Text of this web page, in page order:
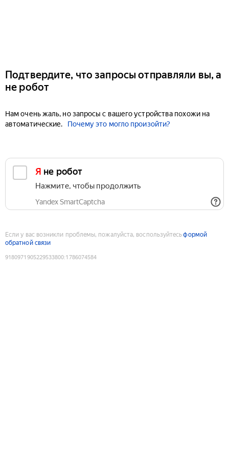
Подтвердите, что запросы отправляли вы, а
не робот
Нам очень жаль, но запросы с вашего устройства похожи на
автоматические.
Почему это могло произойти?
Я не робот
Нажмите, чтобы продолжить
Yandex SmartCaptcha
Если у вас возникли проблемы, пожалуйста, воспользуйтесьформой
обратной связи
9180971905229533800:1786074584